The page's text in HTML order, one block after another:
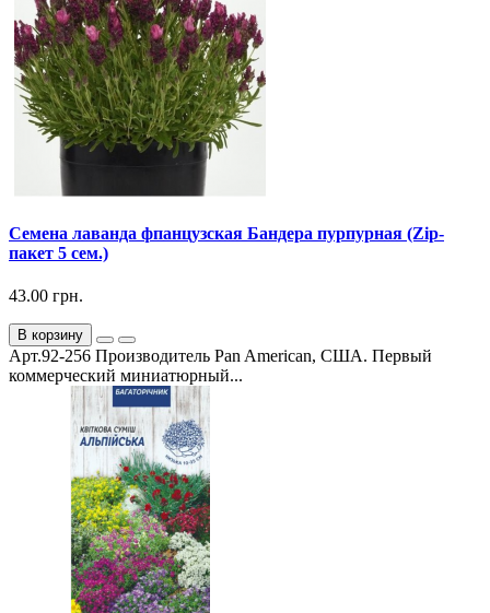
Семена лаванда фпанцузская Бандера пурпурная (Zip-
пакет 5 сем.)
43.00 грн.
В корзину
Арт.92-256 Производитель Pan American, США. Первый
коммерческий миниатюрный...